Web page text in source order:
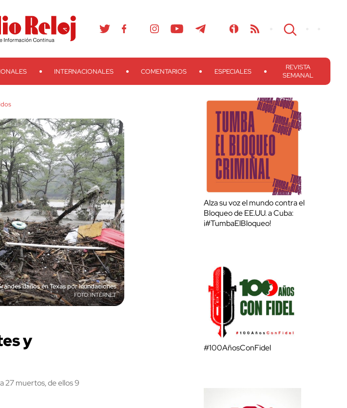
RSS Search
INTERNACIONALES COMENTARIOS ESPECIALES
REVISTA
SEMANAL
daños en Texas por inundaciones
INTERNET
y
27 muertos, de ellos 9
Alza su voz el mundo contra el
Bloqueo de EE.UU. a Cuba:
¡#TumbaElBloqueo!
#100AñosConFidel